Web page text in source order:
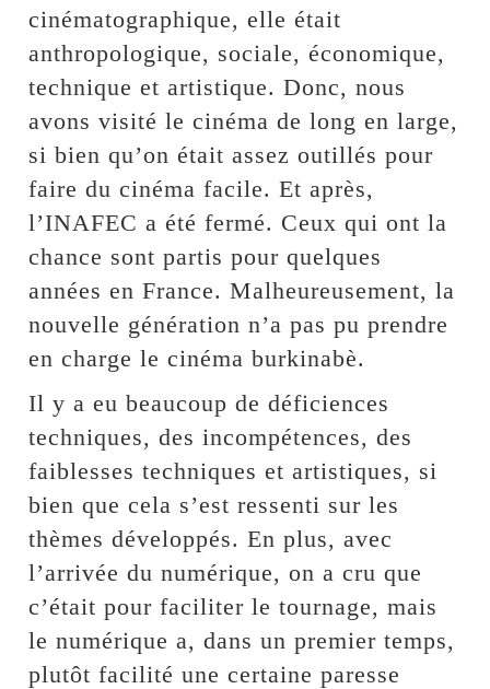
cinématographique, elle était
anthropologique, sociale, économique,
technique et artistique. Donc, nous
avons visité le cinéma de long en large,
si bien qu’on était assez outillés pour
faire du cinéma facile. Et après,
l’INAFEC a été fermé. Ceux qui ont la
chance sont partis pour quelques
années en France. Malheureusement, la
nouvelle génération n’a pas pu prendre
en charge le cinéma burkinabè.
Il y a eu beaucoup de déficiences
techniques, des incompétences, des
faiblesses techniques et artistiques, si
bien que cela s’est ressenti sur les
thèmes développés. En plus, avec
l’arrivée du numérique, on a cru que
c’était pour faciliter le tournage, mais
le numérique a, dans un premier temps,
plutôt facilité une certaine paresse